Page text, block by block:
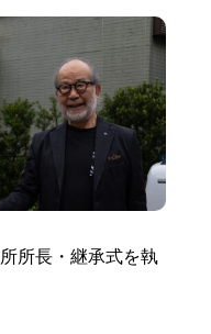
所長・継承式を執